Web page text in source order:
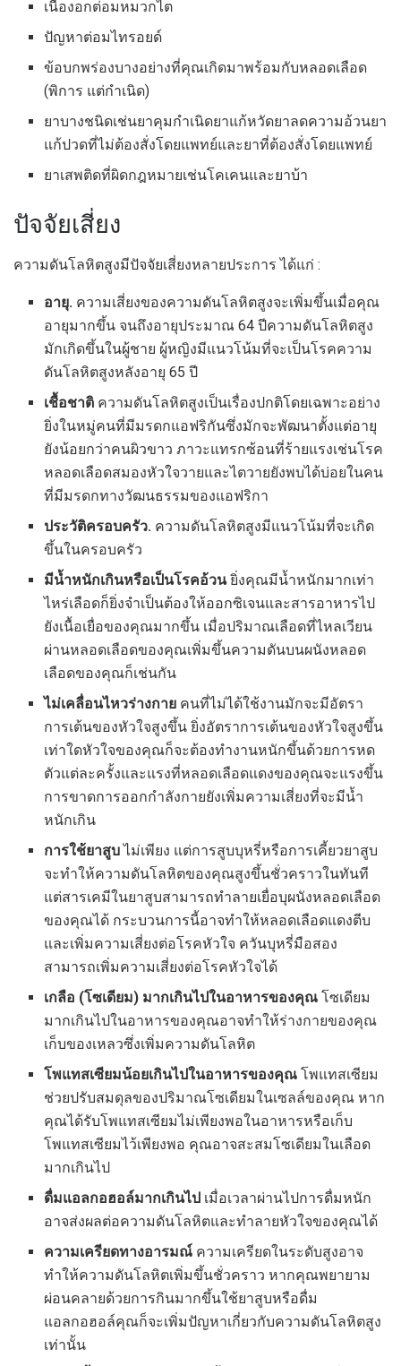
เนื้องอกต่อมหมวกไต
ปัญหาต่อมไทรอยด์
ข้อบกพร่องบางอย่างที่คุณเกิดมาพร้อมกับหลอดเลือด
(พิการ แต่กำเนิด)
ยาบางชนิดเช่นยาคุมกำเนิดยาแก้หวัดยาลดความอ้วนยา
แก้ปวดที่ไม่ต้องสั่งโดยแพทย์และยาที่ต้องสั่งโดยแพทย์
ยาเสพติดที่ผิดกฎหมายเช่นโคเคนและยาบ้า
ปัจจัยเสี่ยง
ความดันโลหิตสูงมีปัจจัยเสี่ยงหลายประการ ได้แก่ :
อายุ. ความเสี่ยงของความดันโลหิตสูงจะเพิ่มขึ้นเมื่อคุณ
อายุมากขึ้น จนถึงอายุประมาณ 64 ปีความดันโลหิตสูง
มักเกิดขึ้นในผู้ชาย ผู้หญิงมีแนวโน้มที่จะเป็นโรคความ
ดันโลหิตสูงหลังอายุ 65 ปี
เชื้อชาติ ความดันโลหิตสูงเป็นเรื่องปกติโดยเฉพาะอย่าง
ยิ่งในหมู่คนที่มีมรดกแอฟริกันซึ่งมักจะพัฒนาตั้งแต่อายุ
ยังน้อยกว่าคนผิวขาว ภาวะแทรกซ้อนที่ร้ายแรงเช่นโรค
หลอดเลือดสมองหัวใจวายและไตวายยังพบได้บ่อยในคน
ที่มีมรดกทางวัฒนธรรมของแอฟริกา
ประวัติครอบครัว. ความดันโลหิตสูงมีแนวโน้มที่จะเกิด
ขึ้นในครอบครัว
มีน้ำหนักเกินหรือเป็นโรคอ้วนยิ่งคุณมีน้ำหนักมากเท่า
ไหร่เลือดก็ยิ่งจำเป็นต้องให้ออกซิเจนและสารอาหารไป
ยังเนื้อเยื่อของคุณมากขึ้น เมื่อปริมาณเลือดที่ไหลเวียน
ผ่านหลอดเลือดของคุณเพิ่มขึ้นความดันบนผนังหลอด
เลือดของคุณก็เช่นกัน
ไม่เคลื่อนไหวร่างกาย คนที่ไม่ได้ใช้งานมักจะมีอัตรา
การเต้นของหัวใจสูงขึ้น ยิ่งอัตราการเต้นของหัวใจสูงขึ้น
เท่าใดหัวใจของคุณก็จะต้องทำงานหนักขึ้นด้วยการหด
ตัวแต่ละครั้งและแรงที่หลอดเลือดแดงของคุณจะแรงขึ้น
การขาดการออกกำลังกายยังเพิ่มความเสี่ยงที่จะมีน้ำ
หนักเกิน
การใช้ยาสูบไม่เพียง แต่การสูบบุหรี่หรือการเคี้ยวยาสูบ
จะทำให้ความดันโลหิตของคุณสูงขึ้นชั่วคราวในทันที
แต่สารเคมีในยาสูบสามารถทำลายเยื่อบุผนังหลอดเลือด
ของคุณได้ กระบวนการนี้อาจทำให้หลอดเลือดแดงตีบ
และเพิ่มความเสี่ยงต่อโรคหัวใจ ควันบุหรี่มือสอง
สามารถเพิ่มความเสี่ยงต่อโรคหัวใจได้
เกลือ (โซเดียม) มากเกินไปในอาหารของคุณ โซเดียม
มากเกินไปในอาหารของคุณอาจทำให้ร่างกายของคุณ
เก็บของเหลวซึ่งเพิ่มความดันโลหิต
โพแทสเซียมน้อยเกินไปในอาหารของคุณ โพแทสเซียม
ช่วยปรับสมดุลของปริมาณโซเดียมในเซลล์ของคุณ หาก
คุณได้รับโพแทสเซียมไม่เพียงพอในอาหารหรือเก็บ
โพแทสเซียมไว้เพียงพอ คุณอาจสะสมโซเดียมในเลือด
มากเกินไป
ดื่มแอลกอฮอล์มากเกินไป เมื่อเวลาผ่านไปการดื่มหนัก
อาจส่งผลต่อความดันโลหิตและทำลายหัวใจของคุณได้
ความเครียดทางอารมณ์ ความเครียดในระดับสูงอาจ
ทำให้ความดันโลหิตเพิ่มขึ้นชั่วคราว หากคุณพยายาม
ผ่อนคลายด้วยการกินมากขึ้นใช้ยาสูบหรือดื่ม
แอลกอฮอล์คุณก็จะเพิ่มปัญหาเกี่ยวกับความดันโลหิตสูง
เท่านั้น